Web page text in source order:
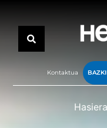
Kontaktua
Hasiera